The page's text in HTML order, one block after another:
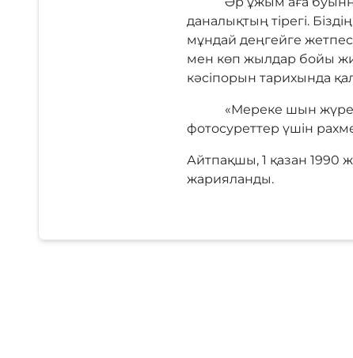
даналықтың тірегі.
мұндай деңгейге жетпес
мен көп жылдар бойы
кәсіпорын тарихында
«Мереке шын
фотосуреттер үшін
Айтпақшы, 1 қазан 1990
жарияланды.